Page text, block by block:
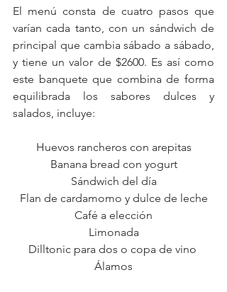
El menú consta de cuatro pasos que
varían cada tanto, con un sándwich de
principal que cambia sábado a sábado,
y tiene un valor de $2600. Es así como
este banquete que combina de forma
equilibrada los sabores dulces y
salados, incluye:
Huevos rancheros con arepitas
Banana bread con yogurt
Sándwich del día
Flan de cardamomo y dulce de leche
Café a elección
Limonada
Dilltonic para dos o copa de vino
Álamos